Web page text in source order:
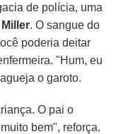
de polícia, uma
. O sangue do
poderia deitar
"Hum, eu
o garoto.
O pai o
bem", reforça.